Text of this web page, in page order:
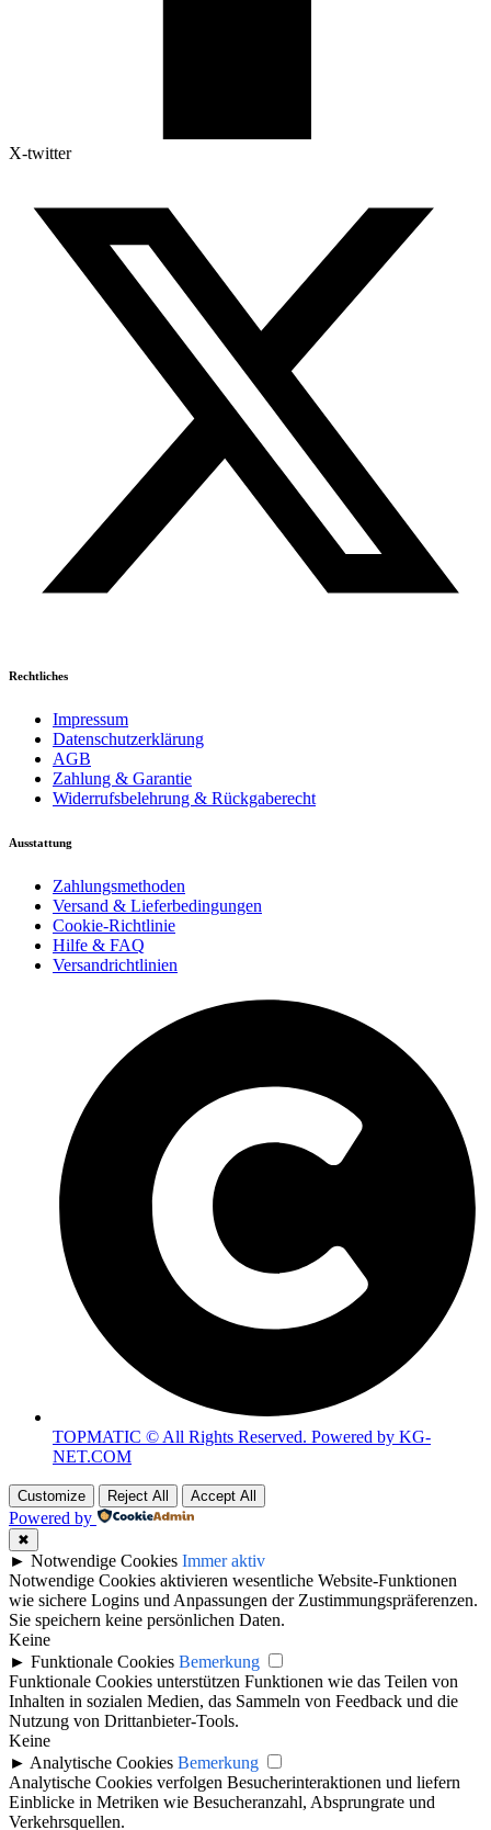
X-twitter
Rechtliches
Impressum
Datenschutzerklärung
AGB
Zahlung & Garantie
Widerrufsbelehrung & Rückgaberecht
Ausstattung
Zahlungsmethoden
Versand & Lieferbedingungen
Cookie-Richtlinie
Hilfe & FAQ
Versandrichtlinien
TOPMATIC © All Rights Reserved. Powered by KG-
NET.COM
Customize Reject All Accept All
Powered by
✖
► Notwendige Cookies Immer aktiv
Notwendige Cookies aktivieren wesentliche Website-Funktionen
wie sichere Logins und Anpassungen der Zustimmungspräferenzen.
Sie speichern keine persönlichen Daten.
Keine
► Funktionale Cookies Bemerkung
Funktionale Cookies unterstützen Funktionen wie das Teilen von
Inhalten in sozialen Medien, das Sammeln von Feedback und die
Nutzung von Drittanbieter-Tools.
Keine
► Analytische Cookies Bemerkung
Analytische Cookies verfolgen Besucherinteraktionen und liefern
Einblicke in Metriken wie Besucheranzahl, Absprungrate und
Verkehrsquellen.